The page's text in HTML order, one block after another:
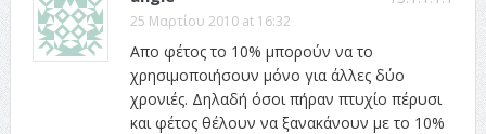
25 Μαρτίου 2010 at 16:32
Απο φέτος τo 10% μπορούν να το
χρησιμοποιήσουν μόνο για άλλες δύο
χρονιές. Δηλαδή όσοι πήραν πτυχίο πέρυσι
και φέτος θέλουν να ξανακάνουν με το 10%